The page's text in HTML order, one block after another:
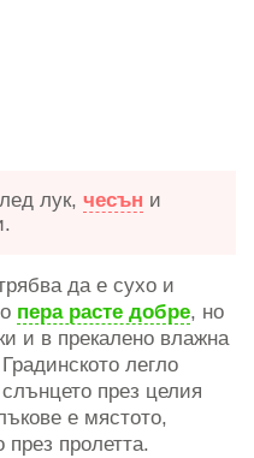
лук, чесън и
да е сухо и
пера расте добре, но
и в прекалено влажна
легло
през целия
е мястото,
през пролетта.